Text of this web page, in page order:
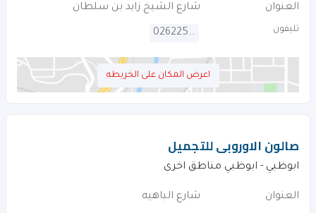
العنوان شارع الشيخ زايد بن سلطان
تليفون 026225042
اعرض المكان على الخريطه
صالون الاوروبى للتجميل
ابوظبي - ابوظبي مناطق اخرى
العنوان شارع الباهيه